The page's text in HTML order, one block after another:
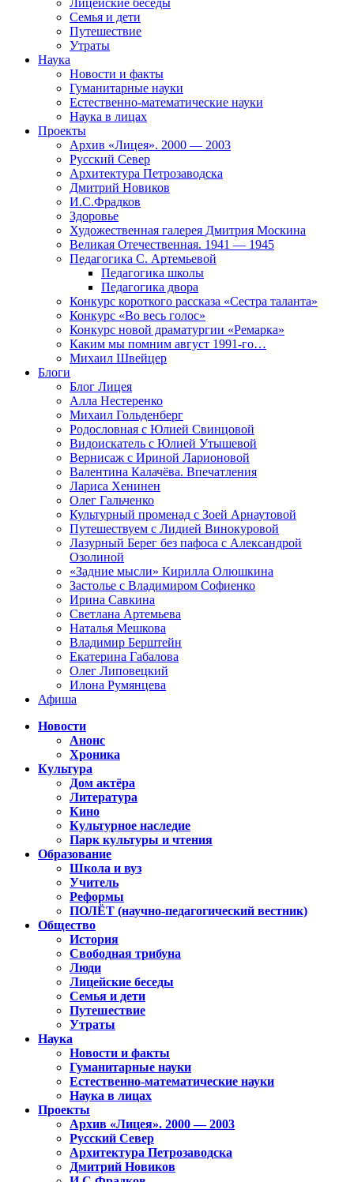
Лицейские беседы
Семья и дети
Путешествие
Утраты
Наука
Новости и факты
Гуманитарные науки
Естественно-математические науки
Наука в лицах
Проекты
Архив «Лицея». 2000 — 2003
Русский Север
Архитектура Петрозаводска
Дмитрий Новиков
И.С.Фрадков
Здоровье
Художественная галерея Дмитрия Москина
Великая Отечественная. 1941 — 1945
Педагогика С. Артемьевой
Педагогика школы
Педагогика двора
Конкурс короткого рассказа «Сестра таланта»
Конкурс «Во весь голос»
Конкурс новой драматургии «Ремарка»
Каким мы помним август 1991-го…
Михаил Швейцер
Блоги
Блог Лицея
Алла Нестеренко
Михаил Гольденберг
Родословная с Юлией Свинцовой
Видоискатель с Юлией Утышевой
Вернисаж с Ириной Ларионовой
Валентина Калачёва. Впечатления
Лариса Хенинен
Олег Гальченко
Культурный променад с Зоей Арнаутовой
Путешествуем с Лидией Винокуровой
Лазурный Берег без пафоса с Александрой
Озолиной
«Задние мысли» Кирилла Олюшкина
Застолье с Владимиром Софиенко
Ирина Савкина
Светлана Артемьева
Наталья Мешкова
Владимир Берштейн
Екатерина Габалова
Олег Липовецкий
Илона Румянцева
Афиша
Новости
Анонс
Хроника
Культура
Дом актёра
Литература
Кино
Культурное наследие
Парк культуры и чтения
Образование
Школа и вуз
Учитель
Реформы
ПОЛЁТ (научно-педагогический вестник)
Общество
История
Свободная трибуна
Люди
Лицейские беседы
Семья и дети
Путешествие
Утраты
Наука
Новости и факты
Гуманитарные науки
Естественно-математические науки
Наука в лицах
Проекты
Архив «Лицея». 2000 — 2003
Русский Север
Архитектура Петрозаводска
Дмитрий Новиков